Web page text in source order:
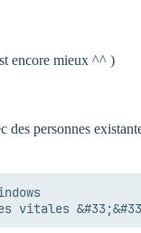
encore mieux ^^ )
personnes